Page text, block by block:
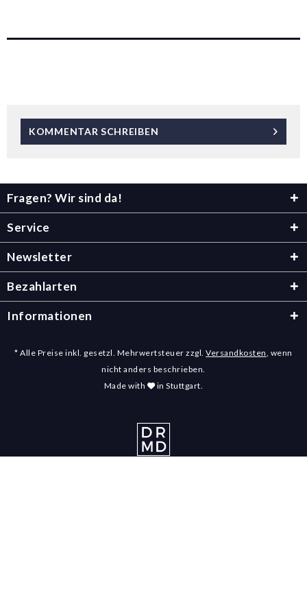
KOMMENTAR SCHREIBEN
Fragen? Wir sind da!
Service
Newsletter
Bezahlarten
Informationen
* Alle Preise inkl. gesetzl. Mehrwertsteuer zzgl.Versandkosten , wenn
nicht anders beschrieben.
Made with
in Stuttgart.